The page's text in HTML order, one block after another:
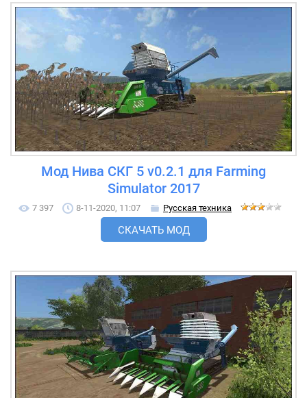
Мод Нива СКГ 5 v0.2.1 для Farming
Simulator 2017
7 397 8-11-2020, 11:07 Русская техника
СКАЧАТЬ МОД